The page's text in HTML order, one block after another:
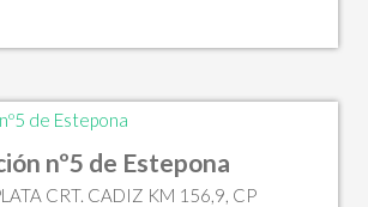
nº5 de Estepona
CRT. CADIZ KM 156,9, CP